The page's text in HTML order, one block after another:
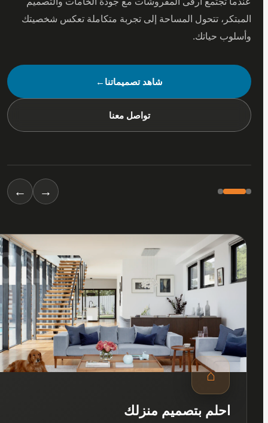
تتحول المساحة إلى تجربة متكاملة تعكس شخصيتك
حياتك.
شاهد تصميماتنا ←
تواصل معنا
←
01
⌂
احلم بتصميم منزلك